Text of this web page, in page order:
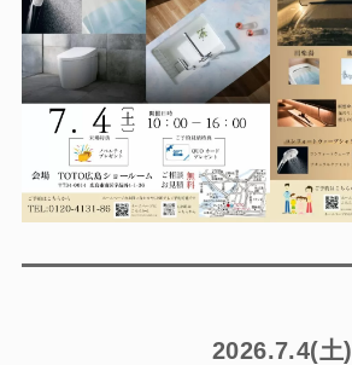
2026.7.4(土)